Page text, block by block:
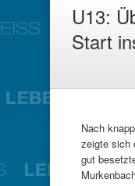
U13:
Start
Nach
zeigte sich
gut